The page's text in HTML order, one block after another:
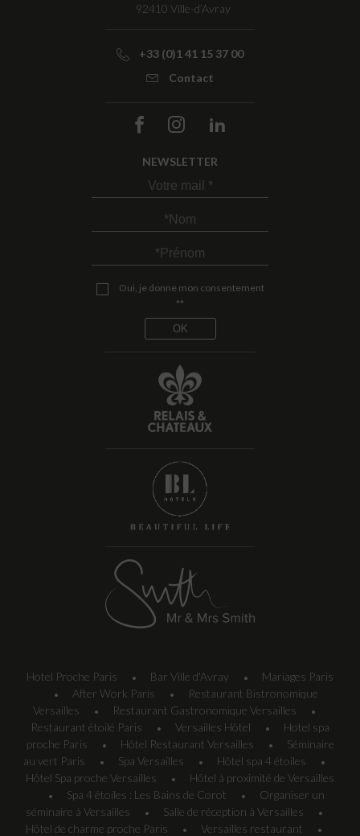
92410 Ville-d’Avray
+33 (0)1 41 15 37 00
Contact
NEWSLETTER
Oui, je donne mon consentement
**
Hotel Proche Paris • Bar Ville d'Avray • Mariages Paris
• After Work Paris •
Restaurant Bistronomique
Versailles
• Restaurant Gastronomique Versailles •
Restaurant étoilé Paris • Versailles Hôtel •
Hotel spa
proche Paris
• Hôtel Restaurant Versailles •
Séminaire
au vert Paris
• Spa Versailles • Hôtel spa 4 étoiles •
Hôtel Spa proche Versailles • Hôtel à proximité de Versailles
• Spa 4 étoiles : Les Bains de Corot •
Organiser un
séminaire à Versailles
• Salle de réception à Versailles •
Hôtel de charme proche Paris • Versailles restaurant •